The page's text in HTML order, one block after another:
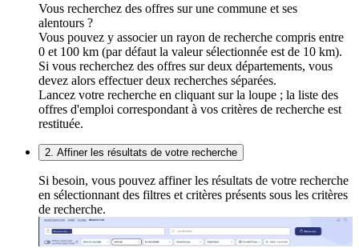
Vous recherchez des offres sur une commune et ses
alentours ?
Vous pouvez y associer un rayon de recherche compris entre
0 et 100 km (par défaut la valeur sélectionnée est de 10 km).
Si vous recherchez des offres sur deux départements, vous
devez alors effectuer deux recherches séparées.
Lancez votre recherche en cliquant sur la loupe ; la liste des
offres d'emploi correspondant à vos critères de recherche est
restituée.
2. Affiner les résultats de votre recherche
Si besoin, vous pouvez affiner les résultats de votre recherche
en sélectionnant des filtres et critères présents sous les critères
de recherche.